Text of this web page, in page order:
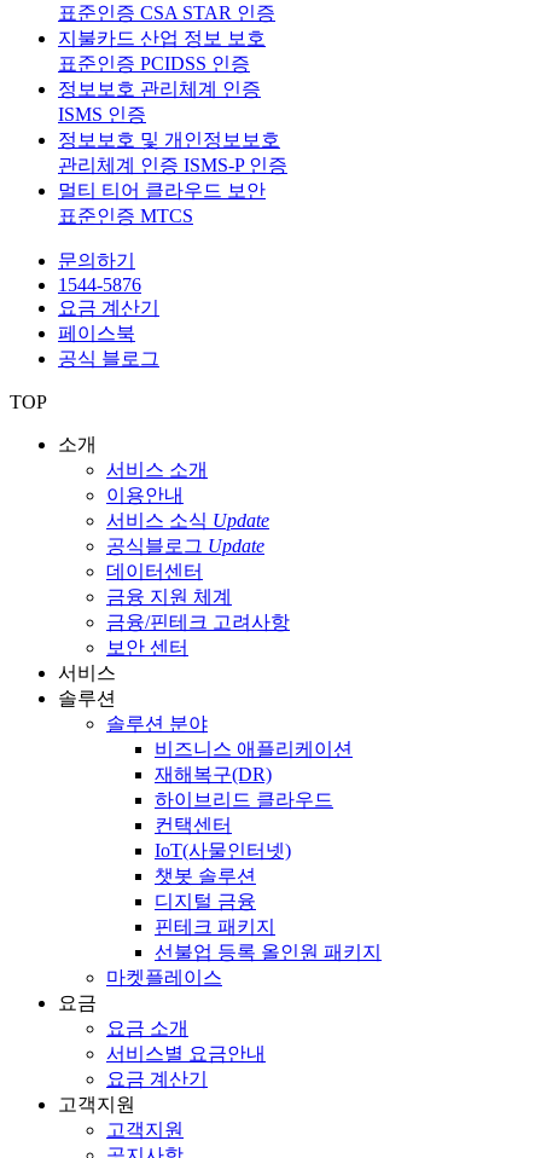
표준인증 CSA STAR 인증
지불카드 산업 정보 보호
표준인증 PCIDSS 인증
정보보호 관리체계 인증
ISMS 인증
정보보호 및 개인정보보호
관리체계 인증 ISMS-P 인증
멀티 티어 클라우드 보안
표준인증 MTCS
문의하기
1544-5876
요금 계산기
페이스북
공식 블로그
TOP
소개
서비스 소개
이용안내
서비스 소식 Update
공식블로그 Update
데이터센터
금융 지원 체계
금융/핀테크 고려사항
보안 센터
서비스
솔루션
솔루션 분야
비즈니스 애플리케이션
재해복구(DR)
하이브리드 클라우드
컨택센터
IoT(사물인터넷)
챗봇 솔루션
디지털 금융
핀테크 패키지
선불업 등록 올인원 패키지
마켓플레이스
요금
요금 소개
서비스별 요금안내
요금 계산기
고객지원
고객지원